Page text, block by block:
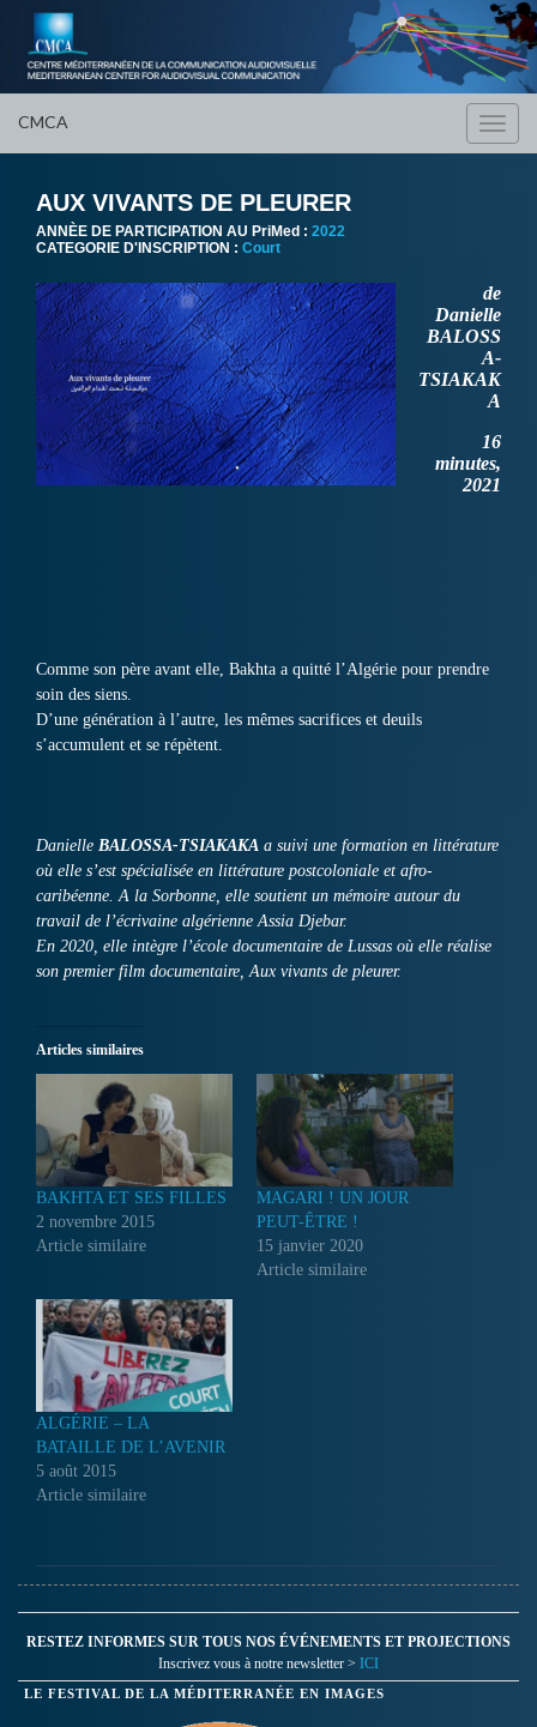
CMCA
AUX VIVANTS DE PLEURER
ANNÈE DE PARTICIPATION AU PriMed : 2022
CATEGORIE D'INSCRIPTION : Court
de
Danielle
BALOSS
A-
TSIAKAK
A
16
minutes,
2021
Comme son père avant elle, Bakhta a quitté l’Algérie pour prendre
soin des siens.
D’une génération à l’autre, les mêmes sacrifices et deuils
s’accumulent et se répètent.
Danielle BALOSSA-TSIAKAKA a suivi une formation en littérature
où elle s’est spécialisée en littérature postcoloniale et afro-
caribéenne. A la Sorbonne, elle soutient un mémoire autour du
travail de l’écrivaine algérienne Assia Djebar.
En 2020, elle intègre l’école documentaire de Lussas où elle réalise
son premier film documentaire, Aux vivants de pleurer.
Articles similaires
BAKHTA ET SES FILLES
2 novembre 2015
Article similaire
MAGARI ! UN JOUR
PEUT-ÊTRE !
15 janvier 2020
Article similaire
ALGÉRIE – LA
BATAILLE DE L’AVENIR
5 août 2015
Article similaire
RESTEZ INFORMES SUR TOUS NOS ÉVÉNEMENTS ET PROJECTIONS
Inscrivez vous à notre newsletter > ICI
LE FESTIVAL DE LA MÉDITERRANÉE EN IMAGES